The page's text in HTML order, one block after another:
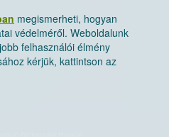
megismerheti, hogyan
védelméről. Weboldalunk
felhasználói élmény
kérjük, kattintson az
biztonsági Hivatal